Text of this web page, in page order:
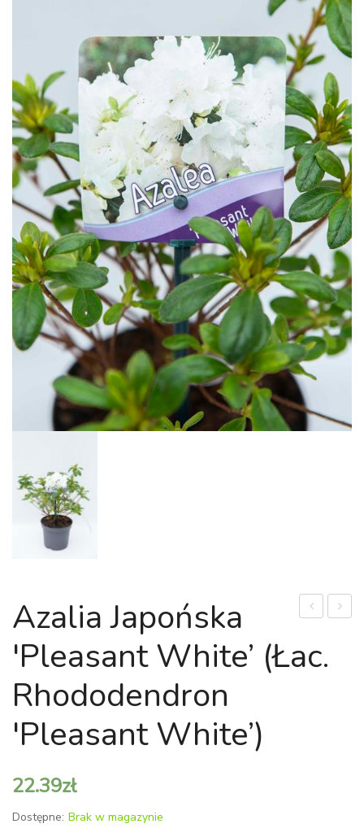
'Hisako’
Azalia Japońska
'Pleasant White’ (Łac.
Rhododendron
'Pleasant White’)
22.39zł
Dostępne: Brak w magazynie